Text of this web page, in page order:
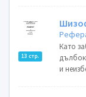
13 стр.
Като